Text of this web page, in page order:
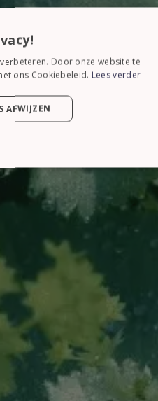
Door onze website te
ons Cookiebeleid. Lees verder
AFWIJZEN
FUNCTIONEEL
zoals gebruikersaanmelding en
door de Cookie-Script.com-
bezoekers te onthouden. De cookie-
noodzakelijk om correct te werken.